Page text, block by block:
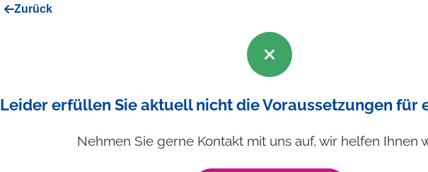
Zurück
Leider erfüllen Sie aktuell nicht die Voraussetzungen für
Nehmen Sie gerne Kontakt mit uns auf, wir helfen Ihnen